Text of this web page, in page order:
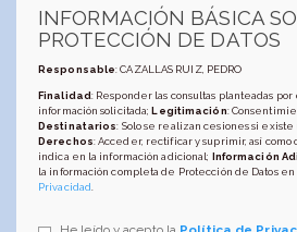
INFORMACIÓN BÁSICA
PROTECCIÓN DE DATOS
Responsable: CAZALLAS RUIZ, PEDRO
Finalidad: Responder las consultas planteadas
información solicitada;Legitimación:
Destinatarios: Solo se realizan cesiones si
Derechos: Acceder, rectificar y suprimir, así como
indica en la información adicional; Información
la información completa de Protección de Datos en
Privacidad